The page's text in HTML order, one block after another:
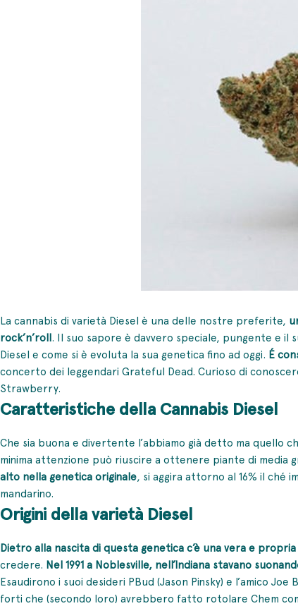
La cannabis di varietà Diesel è una delle nostre preferite,
rock’n’roll. Il suo sapore è davvero speciale, pungente e il
Diesel e come si è evoluta la sua genetica fino ad oggi. É
concerto dei leggendari Grateful Dead. Curioso di
Strawberry.
Caratteristiche della Cannabis Diesel
Che sia buona e divertente l’abbiamo già detto ma quello
minima attenzione può riuscire a ottenere piante di media
alto nella genetica originale, si aggira attorno al 16% il ché
mandarino.
Origini della varietà Diesel
Dietro alla nascita di questa genetica c’è una vera e
credere. Nel 1991 a Noblesville, nell’Indiana stavano
Esaudirono i suoi desideri PBud (Jason Pinsky) e l’amico
forti che (secondo loro) avrebbero fatto rotolare Chem